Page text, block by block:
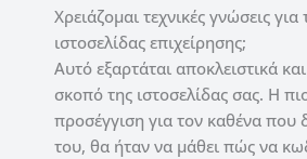
Χρειάζομαι τεχνικές γνώσεις
ιστοσελίδας επιχείρησης;
Αυτό εξαρτάται αποκλειστικά
σκοπό της ιστοσελίδας σας. Η
προσέγγιση για τον καθένα που
του, θα ήταν να μάθει πώς να